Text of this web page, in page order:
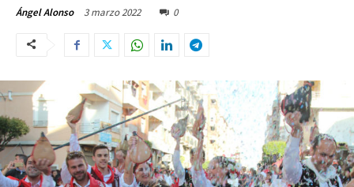
Ángel Alonso 3 marzo 2022 0